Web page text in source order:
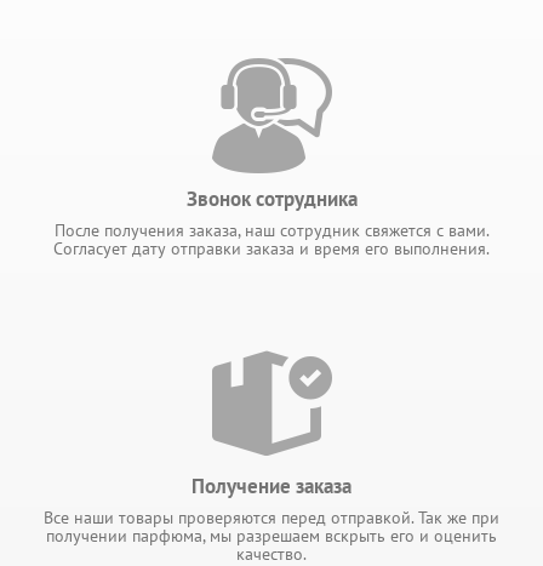
Звонок сотрудника
После получения заказа, наш сотрудник свяжется с вами.
Согласует дату отправки заказа и время его выполнения.
Получение заказа
Все наши товары проверяются перед отправкой. Так же при
получении парфюма, мы разрешаем вскрыть его и оценить
качество.